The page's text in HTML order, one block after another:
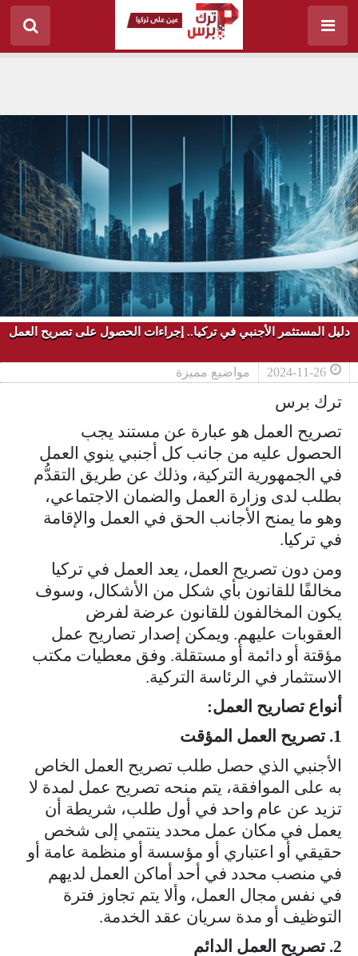
دليل المستثمر الأجنبي في تركيا.. إجراءات الحصول على تصريح العمل
2024-11-26 مواضيع مميزة
ترك برس
تصريح العمل هو عبارة عن مستند يجب
الحصول عليه من جانب كل أجنبي ينوي العمل
في الجمهورية التركية، وذلك عن طريق التقدُّم
بطلب لدى وزارة العمل والضمان الاجتماعي،
وهو ما يمنح الأجانب الحق في العمل والإقامة
في تركيا.
ومن دون تصريح العمل، يعد العمل في تركيا
مخالفًا للقانون بأي شكل من الأشكال، وسوف
يكون المخالفون للقانون عرضة لفرض
العقوبات عليهم. ويمكن إصدار تصاريح عمل
مؤقتة أو دائمة أو مستقلة. وفق معطيات مكتب
الاستثمار في الرئاسة التركية.
أنواع تصاريح العمل:
1. تصريح العمل المؤقت
الأجنبي الذي حصل طلب تصريح العمل الخاص
به على الموافقة، يتم منحه تصريح عمل لمدة لا
تزيد عن عام واحد في أول طلب، شريطة أن
يعمل في مكان عمل محدد ينتمي إلى شخص
حقيقي أو اعتباري أو مؤسسة أو منظمة عامة أو
في منصب محدد في أحد أماكن العمل لديهم
في نفس مجال العمل، وألا يتم تجاوز فترة
التوظيف أو مدة سريان عقد الخدمة.​​​
2. تصريح العمل الدائم